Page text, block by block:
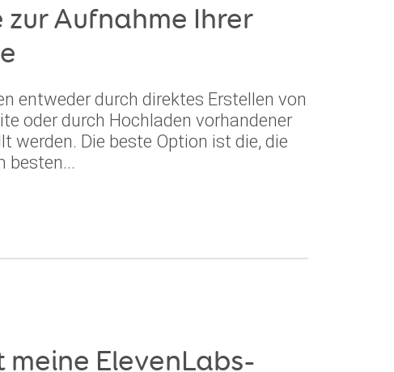
zur Aufnahme Ihrer
entweder durch direktes Erstellen von
oder durch Hochladen vorhandener
werden. Die beste Option ist die, die
besten...
ElevenLabs-